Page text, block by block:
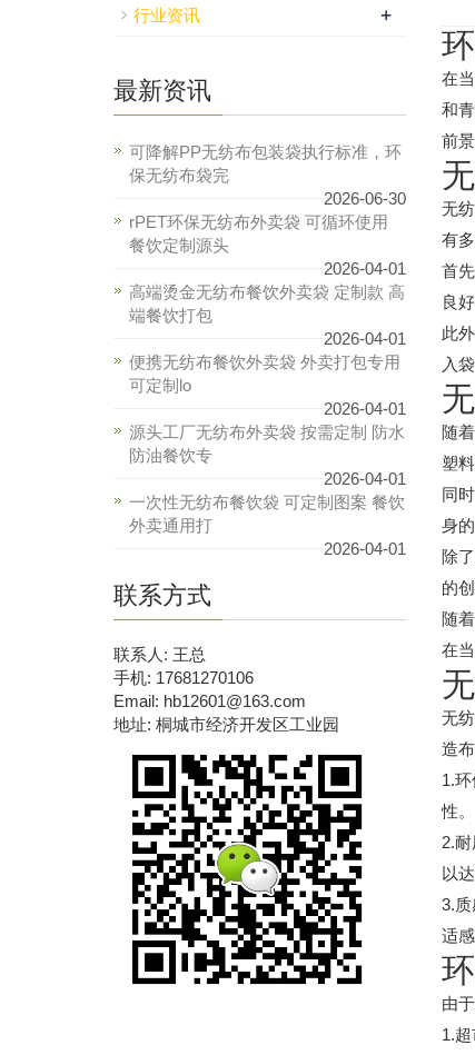
在
和
前景
无
有
首
良
此
入
随
塑
同
身
除
的
随
在
无
造
1.
性。
2.
以
3.
适感
由
1.
行业资讯 +
最新资讯
可降解PP无纺布包装袋执行标准，环
保无纺布袋完
2026-06-30
rPET环保无纺布外卖袋 可循环使用
餐饮定制源头
2026-04-01
高端烫金无纺布餐饮外卖袋 定制款 高
端餐饮打包
2026-04-01
便携无纺布餐饮外卖袋 外卖打包专用
可定制lo
2026-04-01
源头工厂无纺布外卖袋 按需定制 防水
防油餐饮专
2026-04-01
一次性无纺布餐饮袋 可定制图案 餐饮
外卖通用打
2026-04-01
联系方式
联系人: 王总
手机: 17681270106
Email: hb12601@163.com
地址: 桐城市经济开发区工业园